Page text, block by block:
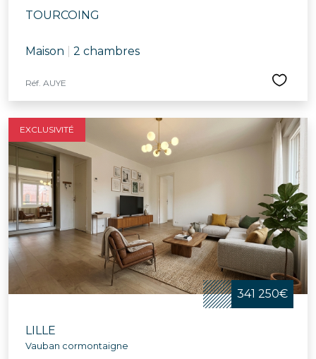
TOURCOING
Maison 2 chambres
Réf. AUYE
EXCLUSIVITÉ
341 250€
LILLE
Vauban cormontaigne